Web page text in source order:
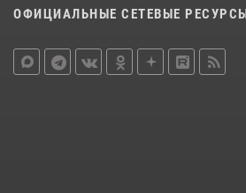
ОФИЦИАЛЬНЫЕ СЕТЕВЫЕ РЕСУРСЫ